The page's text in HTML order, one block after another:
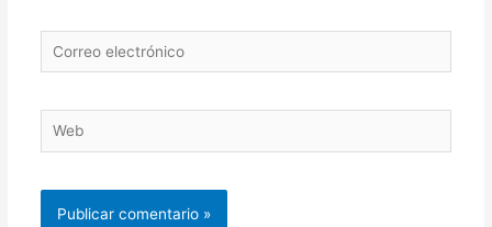
Correo
electrónico
Web